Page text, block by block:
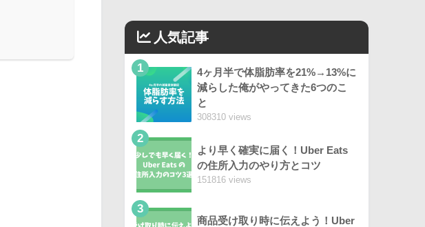
人気記事
1
4ヶ月半で体脂肪率を21%→13%に
減らした俺がやってきた6つのこ
と
308310 views
2
より早く確実に届く！Uber Eats
の住所入力のやり方とコツ
151816 views
3
商品受け取り時に伝えよう！Uber